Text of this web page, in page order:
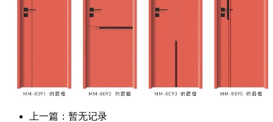
上一篇：暂无记录